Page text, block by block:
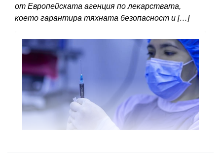
от Европейската агенция по лекарствата,
което гарантира тяхната безопасност и […]